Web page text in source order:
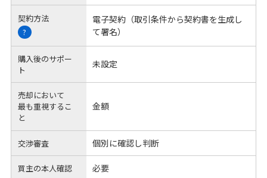
契約方法
?
電子契約（取引条件から契約書を生成し
て署名）
購入後のサポー
ト
未設定
売却において
最も重視するこ
と
金額
交渉審査 個別に確認し判断
買主の本人確認 必要